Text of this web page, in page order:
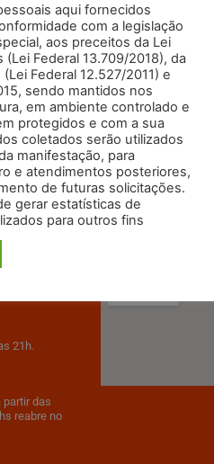
21h.
partir das
reabre no
aqui fornecidos
com a legislação
aos preceitos da Lei
Federal 13.709/2018), da
Federal 12.527/2011) e
sendo mantidos nos
em ambiente controlado e
protegidos e com a sua
coletados serão utilizados
manifestação, para
e atendimentos posteriores,
de futuras solicitações.
gerar estatísticas de
para outros fins